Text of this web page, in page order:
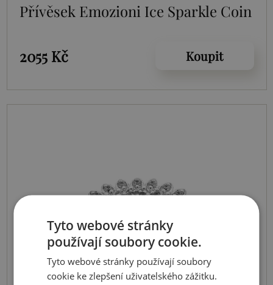
Přívěsek Emozioni Ice Sparkle Coin
2055 Kč Koupit
Tyto webové stránky
používají soubory cookie.
Tyto webové stránky používají soubory
cookie ke zlepšení uživatelského zážitku.